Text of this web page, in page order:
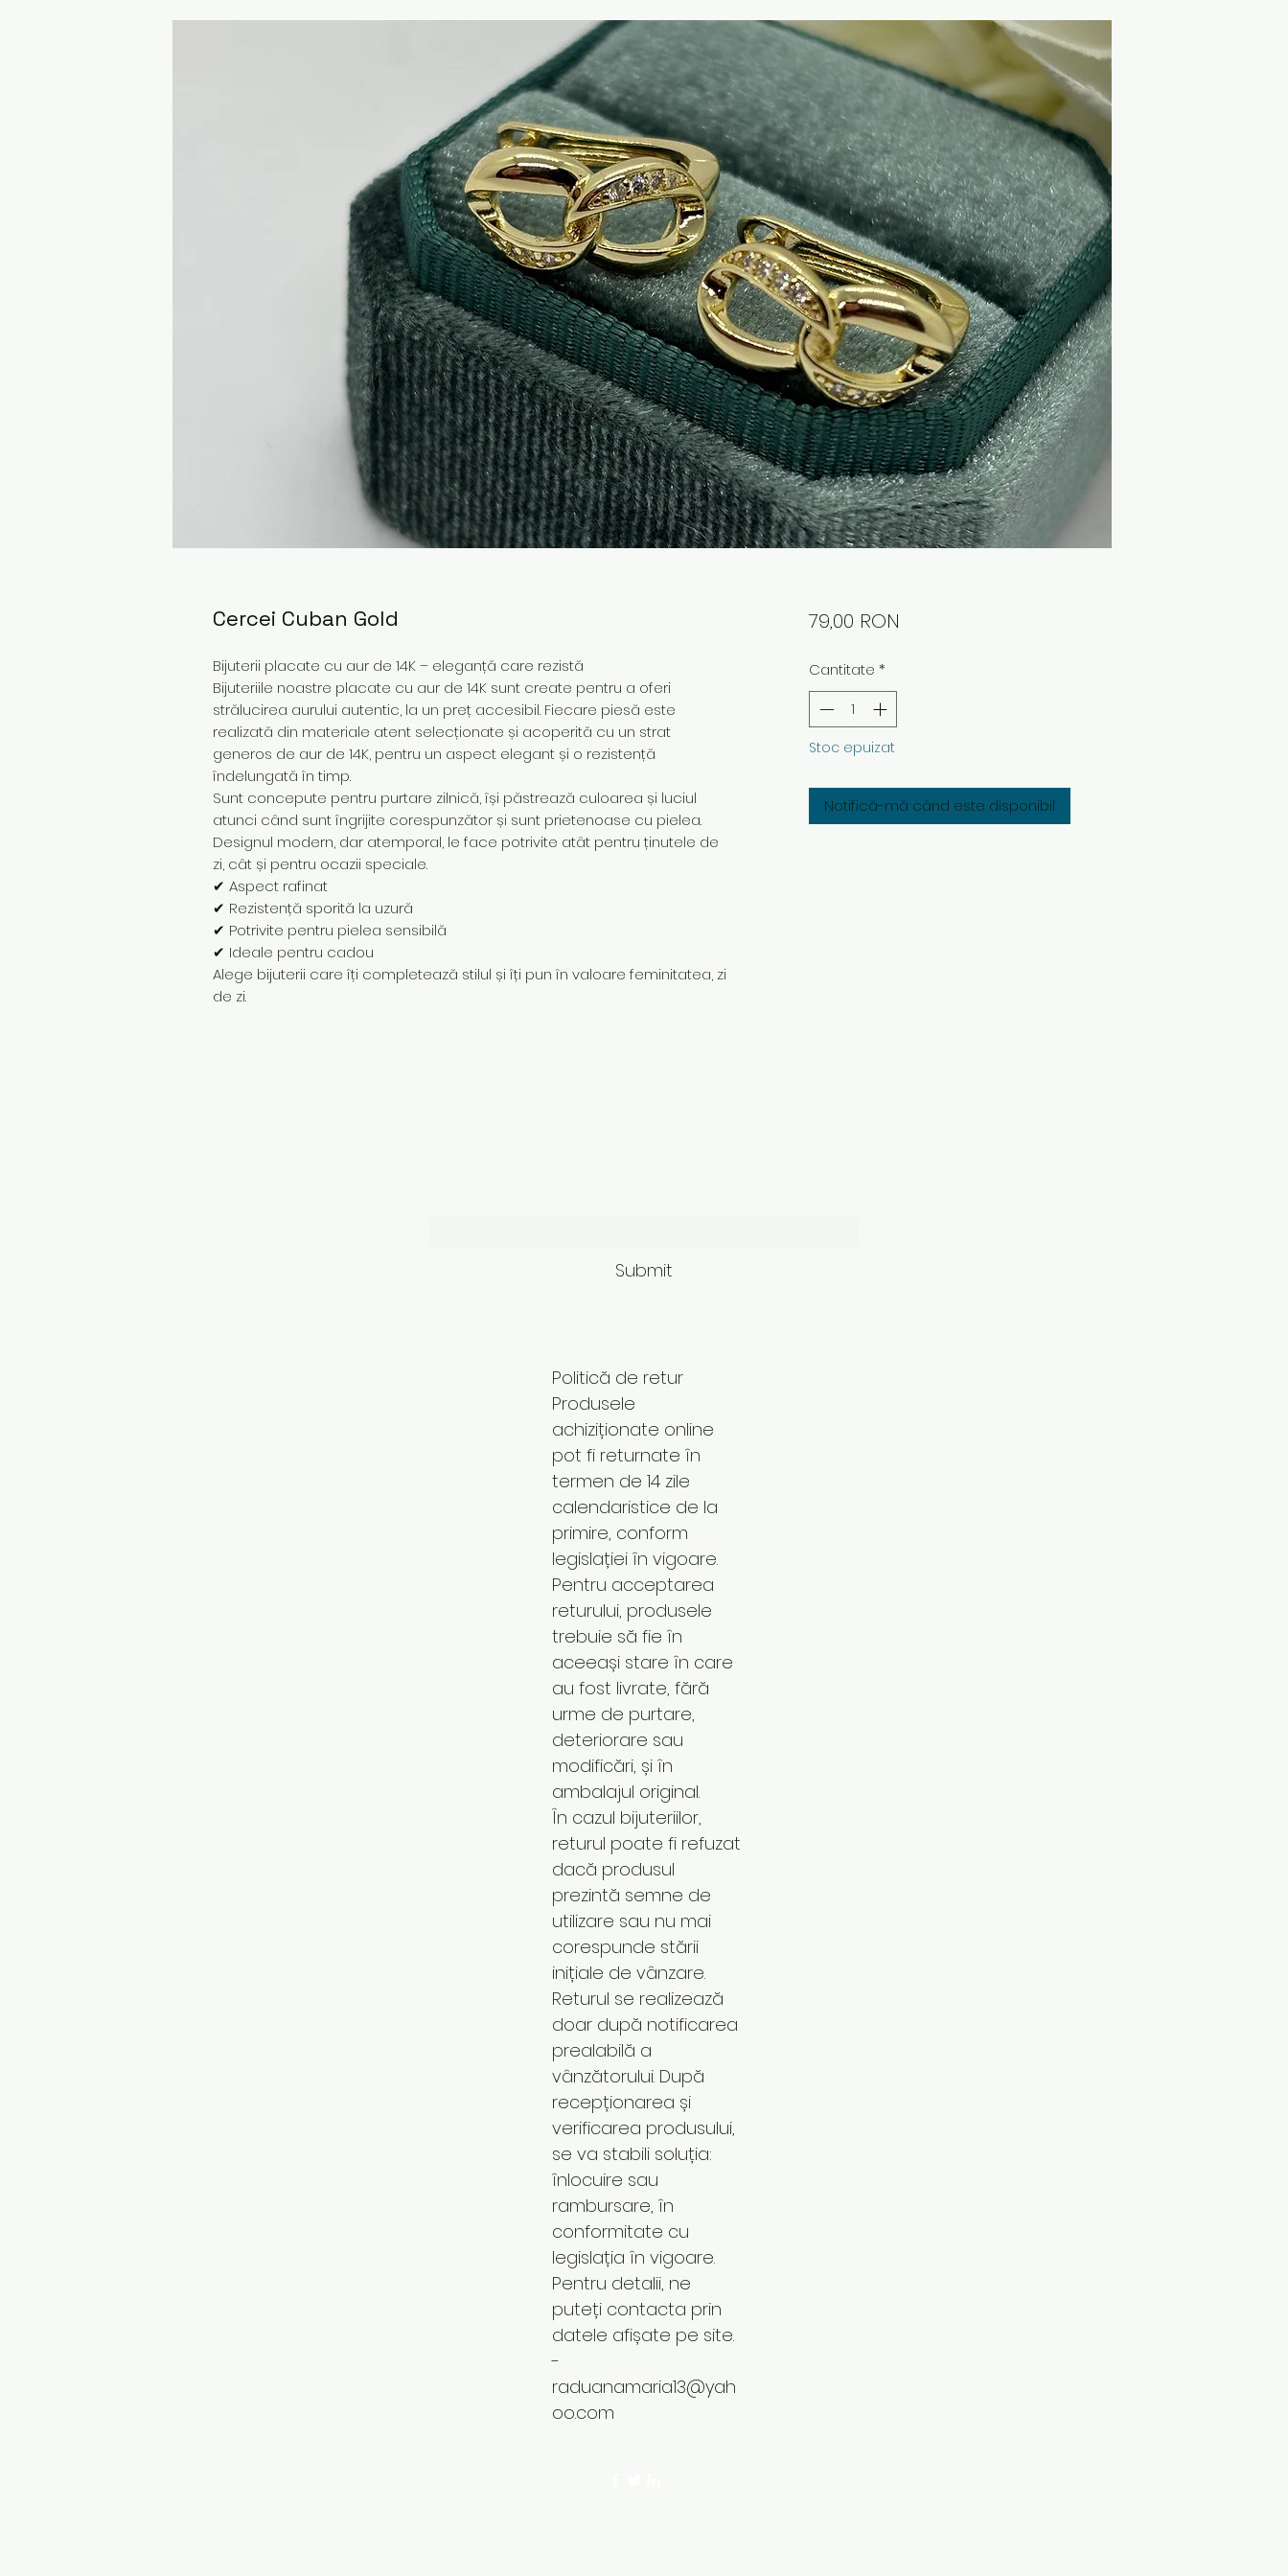
Cercei Cuban Gold
Bijuterii placate cu aur de 14K – eleganță care rezistă
Bijuteriile noastre placate cu aur de 14K sunt create pentru a oferi
strălucirea aurului autentic, la un preț accesibil. Fiecare piesă este
realizată din materiale atent selecționate și acoperită cu un strat
generos de aur de 14K, pentru un aspect elegant și o rezistență
îndelungată în timp.
Sunt concepute pentru purtare zilnică, își păstrează culoarea și luciul
atunci când sunt îngrijite corespunzător și sunt prietenoase cu pielea.
Designul modern, dar atemporal, le face potrivite atât pentru ținutele de
zi, cât și pentru ocazii speciale.
✔ Aspect rafinat
✔ Rezistență sporită la uzură
✔ Potrivite pentru pielea sensibilă
✔ Ideale pentru cadou
Alege bijuterii care îți completează stilul și îți pun în valoare feminitatea, zi
de zi.
79,00 RON
Cantitate *
Stoc epuizat
Notifică-mă când este disponibil
Submit
Politică de retur
Produsele
achiziționate online
pot fi returnate în
termen de 14 zile
calendaristice de la
primire, conform
legislației în vigoare.
Pentru acceptarea
returului, produsele
trebuie să fie în
aceeași stare în care
au fost livrate, fără
urme de purtare,
deteriorare sau
modificări, și în
ambalajul original.
În cazul bijuteriilor,
returul poate fi refuzat
dacă produsul
prezintă semne de
utilizare sau nu mai
corespunde stării
inițiale de vânzare.
Returul se realizează
doar după notificarea
prealabilă a
vânzătorului. După
recepționarea și
verificarea produsului,
se va stabili soluția:
înlocuire sau
rambursare, în
conformitate cu
legislația în vigoare.
Pentru detalii, ne
puteți contacta prin
datele afișate pe site.
-
raduanamaria13@yah
oo.com